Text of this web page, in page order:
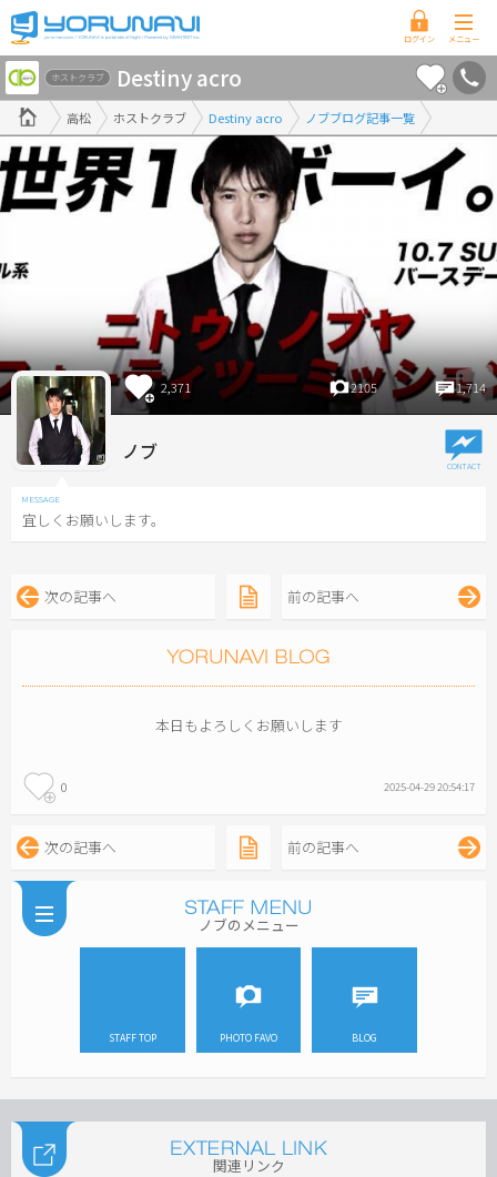
香
川
県
版
高松 ホストクラブ Destiny acro ノブブログ記事一覧
ホストクラブ Destiny acro
2,371 2105 1,714
ノブ
宜しくお願いします。
次の記事へ 前の記事へ
本日もよろしくお願いします
0 2025-04-29 20:54:17
次の記事へ 前の記事へ
ノブのメニュー
STAFF TOP PHOTO FAVO BLOG
関連リンク